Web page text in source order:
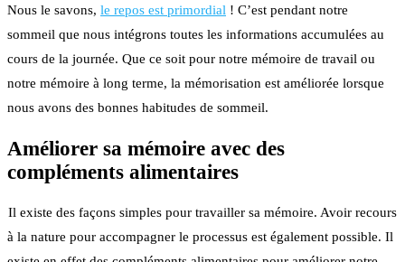
Nous le savons, le repos est primordial ! C’est pendant notre
sommeil que nous intégrons toutes les informations accumulées au
cours de la journée. Que ce soit pour notre mémoire de travail ou
notre mémoire à long terme, la mémorisation est améliorée lorsque
nous avons des bonnes habitudes de sommeil.
Améliorer sa mémoire avec des
compléments alimentaires
Il existe des façons simples pour travailler sa mémoire. Avoir recours
à la nature pour accompagner le processus est également possible. Il